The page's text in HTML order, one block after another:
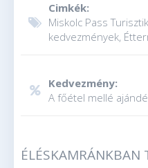
Cimkék:
Miskolc Pass
kedvezmények,
Kedvezmény:
A főétel mellé
ÉLÉSKAMRÁNKBAN